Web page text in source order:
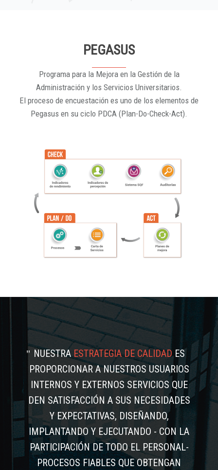
PEGASUS
Programa para la Mejora en la Gestión de la
Administración y los Servicios Universitarios.
El proceso de encuestación es uno de los elementos de
Pegasus en su ciclo PDCA (Plan-Do-Check-Act).
NUESTRAESTRATEGIA DE CALIDADES
PROPORCIONAR A NUESTROS USUARIOS
INTERNOS Y EXTERNOS SERVICIOS QUE
DEN SATISFACCIÓN A SUS NECESIDADES
Y EXPECTATIVAS, DISEÑANDO,
IMPLANTANDO Y EJECUTANDO - CON LA
PARTICIPACIÓN DE TODO EL PERSONAL-
PROCESOS FIABLES QUE OBTENGAN